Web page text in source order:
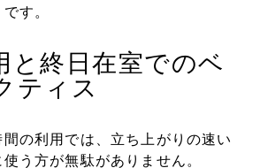
す。
と終日在室でのベ
ティス
の利用では、立ち上がりの速い
う方が無駄がありません。